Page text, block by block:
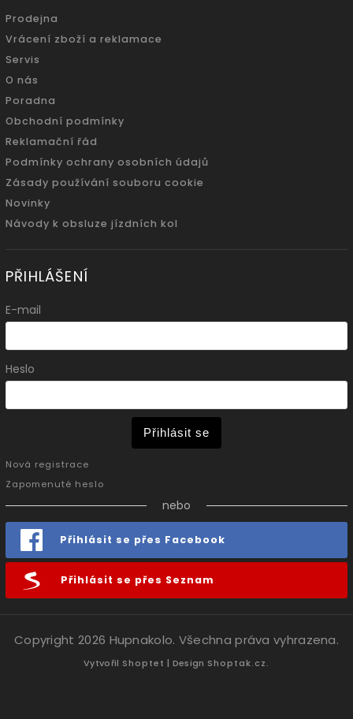
Prodejna
Vrácení zboží a reklamace
Servis
O nás
Poradna
Obchodní podmínky
Reklamační řád
Podmínky ochrany osobních údajů
Zásady používání souboru cookie
Novinky
Návody k obsluze jízdních kol
PŘIHLÁŠENÍ
E-mail
Heslo
Přihlásit se
Nová registrace
Zapomenuté heslo
nebo
Přihlásit se přes Facebook
Přihlásit se přes Seznam
Copyright 2026 Hupnakolo. Všechna práva vyhrazena.
Vytvořil Shoptet | Design Shoptak.cz.